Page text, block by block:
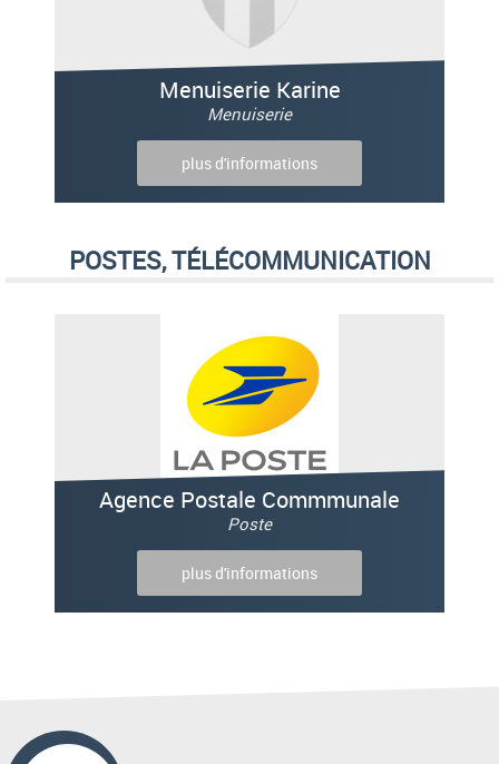
Menuiserie Karine
Menuiserie
plus d'informations
POSTES, TÉLÉCOMMUNICATION
Agence Postale Commmunale
Poste
plus d'informations